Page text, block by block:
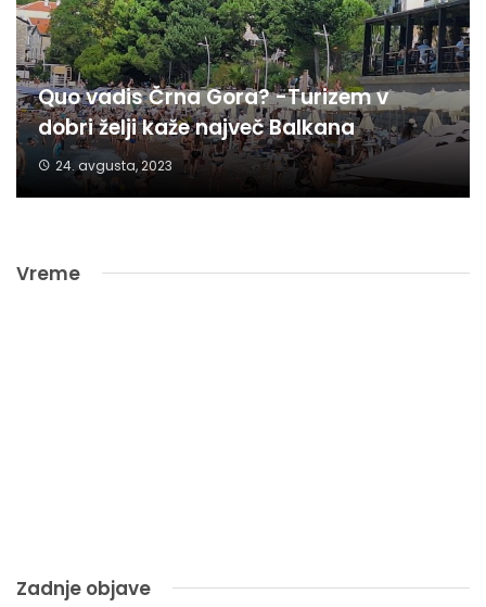
Quo vadis Črna Gora? -Turizem v
dobri želji kaže največ Balkana
24. avgusta, 2023
Vreme
Zadnje objave